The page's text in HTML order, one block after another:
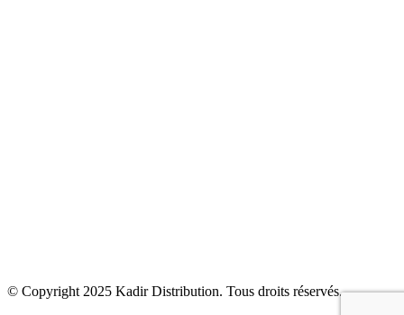
© Copyright 2025 Kadir Distribution. Tous droits réservés.